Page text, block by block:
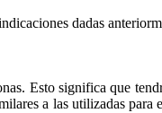
dadas
Esto significa que
a las utilizadas para